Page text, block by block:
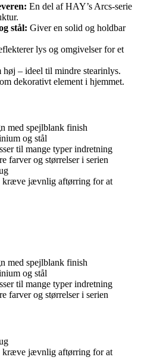
En del af HAY’s Arcs-serie
stål: Giver en solid og holdbar
lys og omgivelser for et
høj – ideel til mindre stearinlys.
dekorativt element i hjemmet.
med spejlblank finish
og stål
til mange typer indretning
farver og størrelser i serien
kræve jævnlig aftørring for at
med spejlblank finish
og stål
til mange typer indretning
farver og størrelser i serien
kræve jævnlig aftørring for at